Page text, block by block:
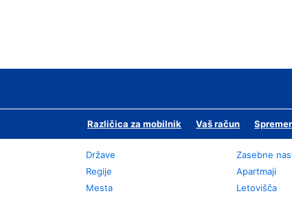
Različica za mobilnik Vaš račun
Države
Regije
Mesta
Zasebne
Apartmaji
Letovišča